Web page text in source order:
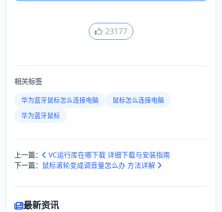
23177
相关标签
华为蓝牙鼠标怎么连接电脑
鼠标怎么连接电脑
华为蓝牙鼠标
上一篇：
VC运行库在哪下载 详细下载与安装指南
下一篇： 鼠标滚轮变成调音量怎么办 方法详解
最新资讯